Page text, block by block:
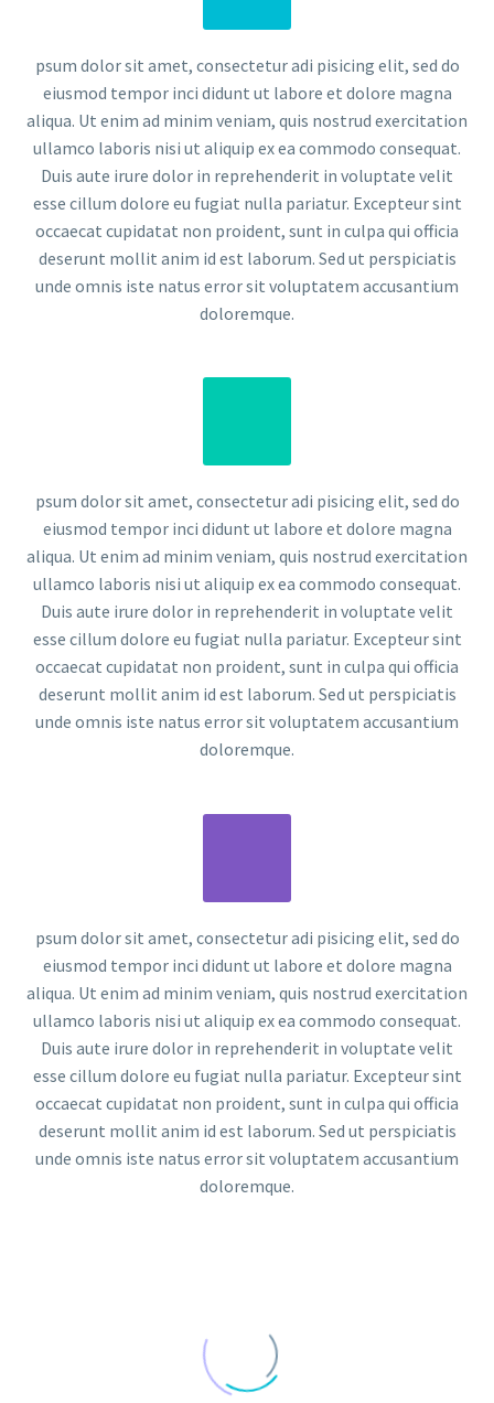
psum dolor sit amet, consectetur adi pisicing elit, sed do
eiusmod tempor inci didunt ut labore et dolore magna
aliqua. Ut enim ad minim veniam, quis nostrud exercitation
ullamco laboris nisi ut aliquip ex ea commodo consequat.
Duis aute irure dolor in reprehenderit in voluptate velit
esse cillum dolore eu fugiat nulla pariatur. Excepteur sint
occaecat cupidatat non proident, sunt in culpa qui officia
deserunt mollit anim id est laborum. Sed ut perspiciatis
unde omnis iste natus error sit voluptatem accusantium
doloremque.
psum dolor sit amet, consectetur adi pisicing elit, sed do
eiusmod tempor inci didunt ut labore et dolore magna
aliqua. Ut enim ad minim veniam, quis nostrud exercitation
ullamco laboris nisi ut aliquip ex ea commodo consequat.
Duis aute irure dolor in reprehenderit in voluptate velit
esse cillum dolore eu fugiat nulla pariatur. Excepteur sint
occaecat cupidatat non proident, sunt in culpa qui officia
deserunt mollit anim id est laborum. Sed ut perspiciatis
unde omnis iste natus error sit voluptatem accusantium
doloremque.
psum dolor sit amet, consectetur adi pisicing elit, sed do
eiusmod tempor inci didunt ut labore et dolore magna
aliqua. Ut enim ad minim veniam, quis nostrud exercitation
ullamco laboris nisi ut aliquip ex ea commodo consequat.
Duis aute irure dolor in reprehenderit in voluptate velit
esse cillum dolore eu fugiat nulla pariatur. Excepteur sint
occaecat cupidatat non proident, sunt in culpa qui officia
deserunt mollit anim id est laborum. Sed ut perspiciatis
unde omnis iste natus error sit voluptatem accusantium
doloremque.